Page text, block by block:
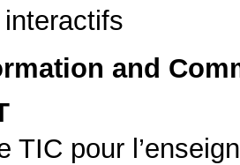
and
TIC pour